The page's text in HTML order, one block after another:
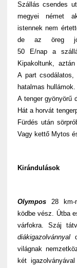
Szállás csendes
megyei német
istennek nem
de az öreg jó
50 E/nap a
Kipakoltunk, aztán
A part
hatalmas hullámok.
A tenger gyönyörű
Hát a horvát
Fürdés után
Vagy kettő Mytos
Kirándulások
Olympos28 km-
ködbe vész. Útba
várfokra. Száj
diákigazolvánnyal
világnak
két